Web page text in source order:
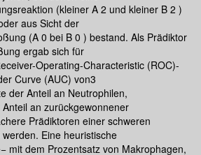
(kleiner A 2 und kleiner B 2 )
aus Sicht der
(A 0 bei B 0 ) bestand. Als Prädiktor
ergab sich für
Operating-Characteristic (ROC)-
Curve (AUC) von3
der Anteil an Neutrophilen,
an zurückgewonnener
Prädiktoren einer schweren
Eine heuristische
mit dem Prozentsatz von Makrophagen,